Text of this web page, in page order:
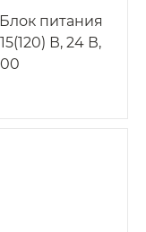
питания
В, 24 В,